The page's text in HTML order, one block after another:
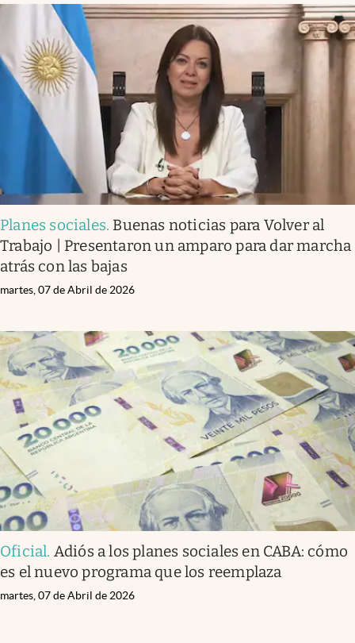
Planes sociales. Buenas noticias para Volver al
Trabajo | Presentaron un amparo para dar marcha
atrás con las bajas
martes, 07 de Abril de 2026
Oficial. Adiós a los planes sociales en CABA: cómo
es el nuevo programa que los reemplaza
martes, 07 de Abril de 2026